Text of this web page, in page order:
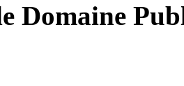
Domaine